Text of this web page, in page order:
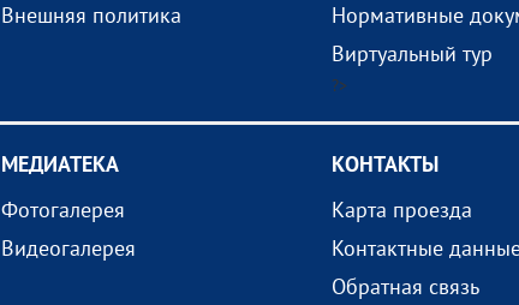
Внешняя политика
Нормативные
Виртуальный тур
?>
МEДИАТEКА
Фотогалерея
Видеогалерея
КОНТАКТЫ
Карта проезда
Контактные
Обратная связь